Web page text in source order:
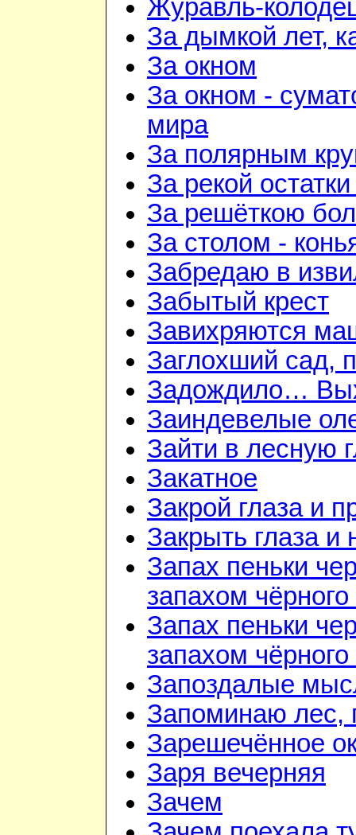
Журавль-
За дымкой лет,
За окном
За окном -
мира
За полярным
За рекой
За решёткою
За столом -
Забредаю в
Забытый крест
Завихряются
Заглохший сад,
Задождило…
Заиндевелые
Зайти в лесную
Закатное
Закрой глаза и
Закрыть глаза и
Запах пеньки
запахом
Запах пеньки
запахом
Запоздалые
Запоминаю лес,
Зарешечённое
Заря вечерняя
Зачем